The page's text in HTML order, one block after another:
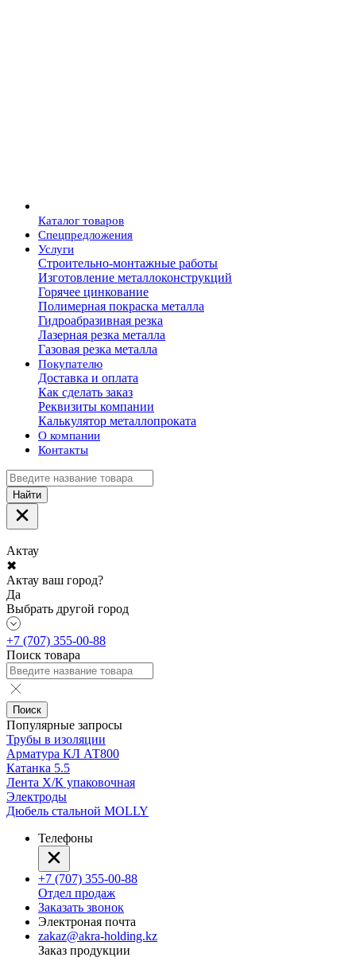
Каталог товаров
Спецпредложения
Услуги
Строительно-монтажные работы
Изготовление металлоконструкций
Горячее цинкование
Полимерная покраска металла
Гидроабразивная резка
Лазерная резка металла
Газовая резка металла
Покупателю
Доставка и оплата
Как сделать заказ
Реквизиты компании
Калькулятор металлопроката
О компании
Контакты
Найти
Актау
✖
Актау ваш город?
Да
Выбрать другой город
+7 (707) 355-00-88
Поиск товара
Поиск
Популярные запросы
Трубы в изоляции
Арматура КЛ АТ800
Катанка 5.5
Лента Х/К упаковочная
Электроды
Дюбель стальной MOLLY
Телефоны
+7 (707) 355-00-88
Отдел продаж
Заказать звонок
Электроная почта
zakaz@akra-holding.kz
Заказ продукции